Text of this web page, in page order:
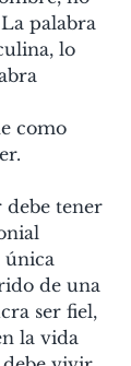
palabra
lo
como
debe tener
única
de una
ser fiel,
la vida